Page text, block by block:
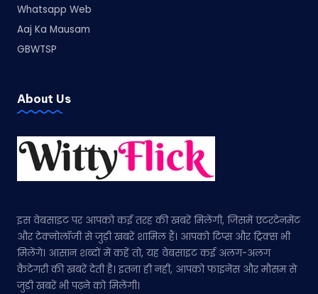
Whatsapp Web
Aaj Ka Mausam
GBWTSP
About Us
इस वेबसाइट पर आपको कई तरह की खबरें मिलेंगी, जिसमें एंटरटेनमेंट
और टेक्नोलॉजी से जुड़ी खबरें शामिल हैं। आपको टिप्स और ट्रिक्स भी
मिलेंगे। आसान शब्दों में कहें तो, यह वेबसाइट कई अलग-अलग
कैटेगरी की खबरें देती है। इतना ही नहीं, आपको फाइनेंस और मौसम से
जुड़ी खबरें भी पढ़ने को मिलेंगी।